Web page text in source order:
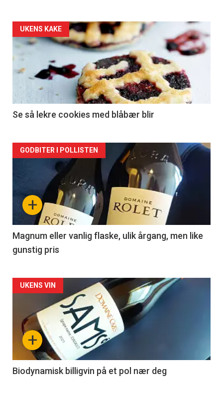
Forsiden
akkurat
nå
2
UKENS KAKE
Se så lekre cookies med blåbær blir
Forsiden
akkurat
nå
3
+
GODBITER I POLLISTEN
Magnum eller vanlig flaske, ulik årgang, men like
gunstig pris
Forsiden
akkurat
nå
4
+
UKENS VIN
Biodynamisk billigvin på et pol nær deg